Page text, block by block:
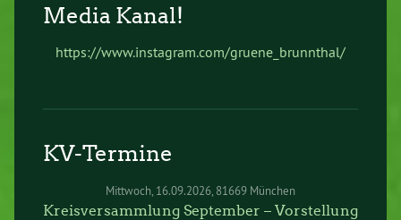
Media Kanal!
https://www.instagram.com/gruene_brunnthal/
KV-Termine
Mittwoch 16.09.2026 81669 München
Kreisversammlung September – Vorstellung